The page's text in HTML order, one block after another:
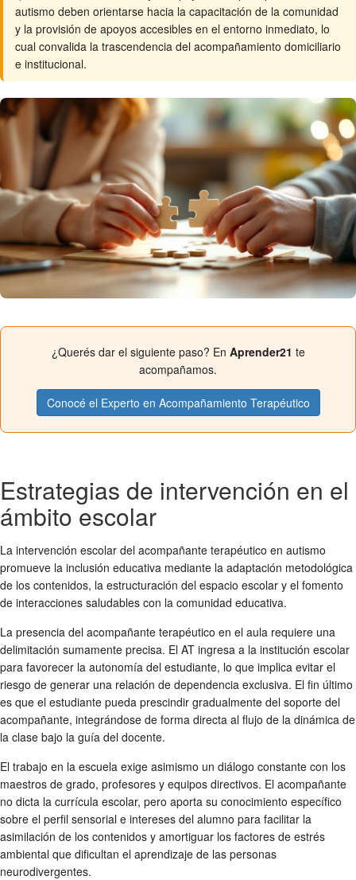
autismo deben orientarse hacia la capacitación de la comunidad
y la provisión de apoyos accesibles en el entorno inmediato, lo
cual convalida la trascendencia del acompañamiento domiciliario
e institucional.
¿Querés dar el siguiente paso? En Aprender21 te
acompañamos.
Conocé el Experto en Acompañamiento Terapéutico
Estrategias de intervención en el
ámbito escolar
La intervención escolar del acompañante terapéutico en autismo
promueve la inclusión educativa mediante la adaptación metodológica
de los contenidos, la estructuración del espacio escolar y el fomento
de interacciones saludables con la comunidad educativa.
La presencia del acompañante terapéutico en el aula requiere una
delimitación sumamente precisa. El AT ingresa a la institución escolar
para favorecer la autonomía del estudiante, lo que implica evitar el
riesgo de generar una relación de dependencia exclusiva. El fin último
es que el estudiante pueda prescindir gradualmente del soporte del
acompañante, integrándose de forma directa al flujo de la dinámica de
la clase bajo la guía del docente.
El trabajo en la escuela exige asimismo un diálogo constante con los
maestros de grado, profesores y equipos directivos. El acompañante
no dicta la currícula escolar, pero aporta su conocimiento específico
sobre el perfil sensorial e intereses del alumno para facilitar la
asimilación de los contenidos y amortiguar los factores de estrés
ambiental que dificultan el aprendizaje de las personas
neurodivergentes.